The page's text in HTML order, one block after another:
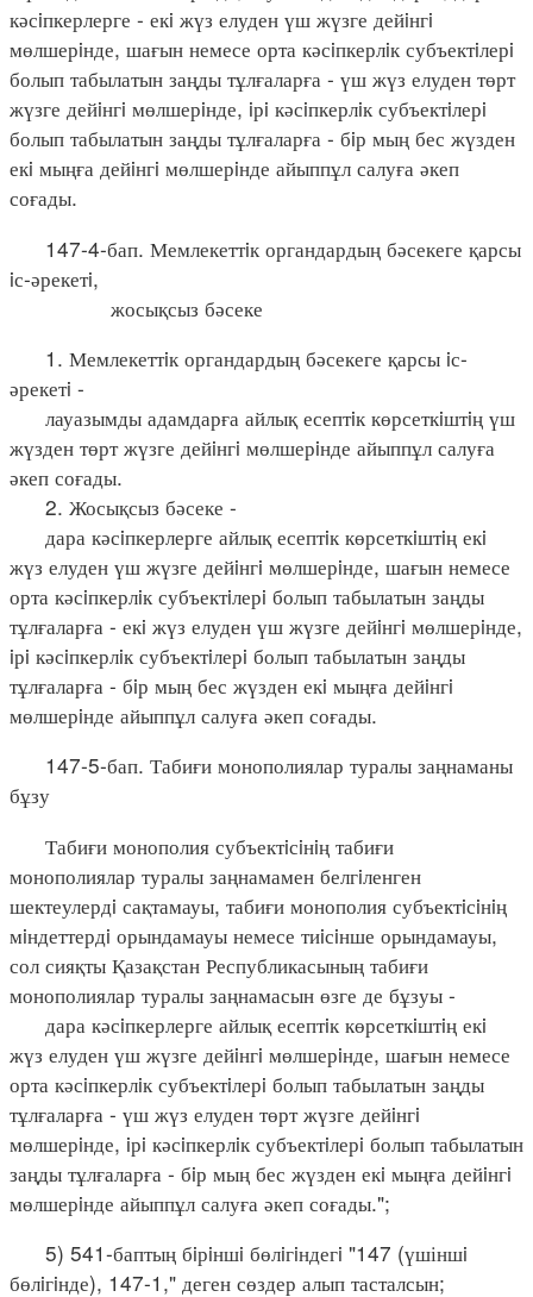
кәсiпкерлерге - екi жүз елуден үш жүзге дейiнгi
мөлшерiнде, шағын немесе орта кәсiпкерлiк субъектiлерi
болып табылатын заңды тұлғаларға - үш жүз елуден төрт
жүзге дейiнгi мөлшерiнде, iрi кәсiпкерлiк субъектiлерi
болып табылатын заңды тұлғаларға - бiр мың бес жүзден
екi мыңға дейiнгi мөлшерiнде айыппұл салуға әкеп
соғады.
147-4-бап. Мемлекеттiк органдардың бәсекеге қарсы
iс-әрекетi,
жосықсыз бәсеке
1. Мемлекеттiк органдардың бәсекеге қарсы iс-
әрекетi -
лауазымды адамдарға айлық есептiк көрсеткiштiң үш
жүзден төрт жүзге дейiнгi мөлшерiнде айыппұл салуға
әкеп соғады.
2. Жосықсыз бәсеке -
дара кәсiпкерлерге айлық есептiк көрсеткiштiң екi
жүз елуден үш жүзге дейiнгi мөлшерiнде, шағын немесе
орта кәсiпкерлiк субъектiлерi болып табылатын заңды
тұлғаларға - екi жүз елуден үш жүзге дейiнгi мөлшерiнде,
iрi кәсiпкерлiк субъектiлерi болып табылатын заңды
тұлғаларға - бiр мың бес жүзден екi мыңға дейiнгi
мөлшерiнде айыппұл салуға әкеп соғады.
147-5-бап. Табиғи монополиялар туралы заңнаманы
бұзу
Табиғи монополия субъектiсiнiң табиғи
монополиялар туралы заңнамамен белгiленген
шектеулердi сақтамауы, табиғи монополия субъектiсiнiң
мiндеттердi орындамауы немесе тиiсiнше орындамауы,
сол сияқты Қазақстан Республикасының табиғи
монополиялар туралы заңнамасын өзге де бұзуы -
дара кәсiпкерлерге айлық есептiк көрсеткiштiң екi
жүз елуден үш жүзге дейiнгi мөлшерiнде, шағын немесе
орта кәсiпкерлiк субъектiлерi болып табылатын заңды
тұлғаларға - үш жүз елуден төрт жүзге дейiнгi
мөлшерiнде, iрi кәсiпкерлiк субъектiлерi болып табылатын
заңды тұлғаларға - бiр мың бес жүзден екi мыңға дейiнгi
мөлшерiнде айыппұл салуға әкеп соғады.";
5) 541-баптың бiрiншi бөлiгiндегi "147 (үшіншi
бөлiгiнде), 147-1," деген сөздер алып тасталсын;